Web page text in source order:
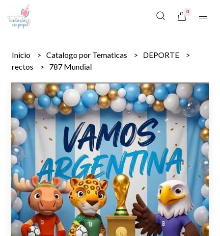
0
Inicio Catalogo por Tematicas
DEPORTE
rectos
787 Mundial